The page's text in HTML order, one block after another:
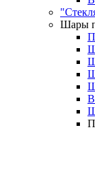
Шары